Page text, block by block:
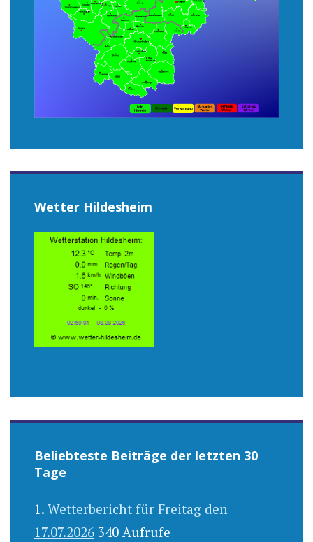
Wetter Hildesheim
Beliebteste Beiträge der letzten 30
Tage
Wetterbericht für Freitag den
17.07.2026 340 Aufrufe